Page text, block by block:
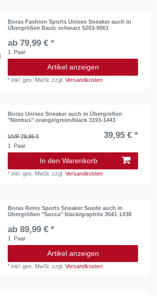
Boras Fashion Sports Unisex Sneaker auch in
Übergrößen Basic schwarz 5203-0001
ab 79,99 € *
1 Paar
Artikel anzeigen
*inkl. ges. MwSt. zzgl.Versandkosten
Boras Unisex Sneaker auch in Übergrößen
"Nimbus" orange/green/black 3193-1443
UVP 79,95 € 39,95 € *
1 Paar
In den Warenkorb
*inkl. ges. MwSt. zzgl.Versandkosten
Boras Retro Sports Sneaker Suede auch in
Übergrößen "Socca" black/graphite 3541-1438
ab 89,99 € *
1 Paar
Artikel anzeigen
*inkl. ges. MwSt. zzgl.Versandkosten